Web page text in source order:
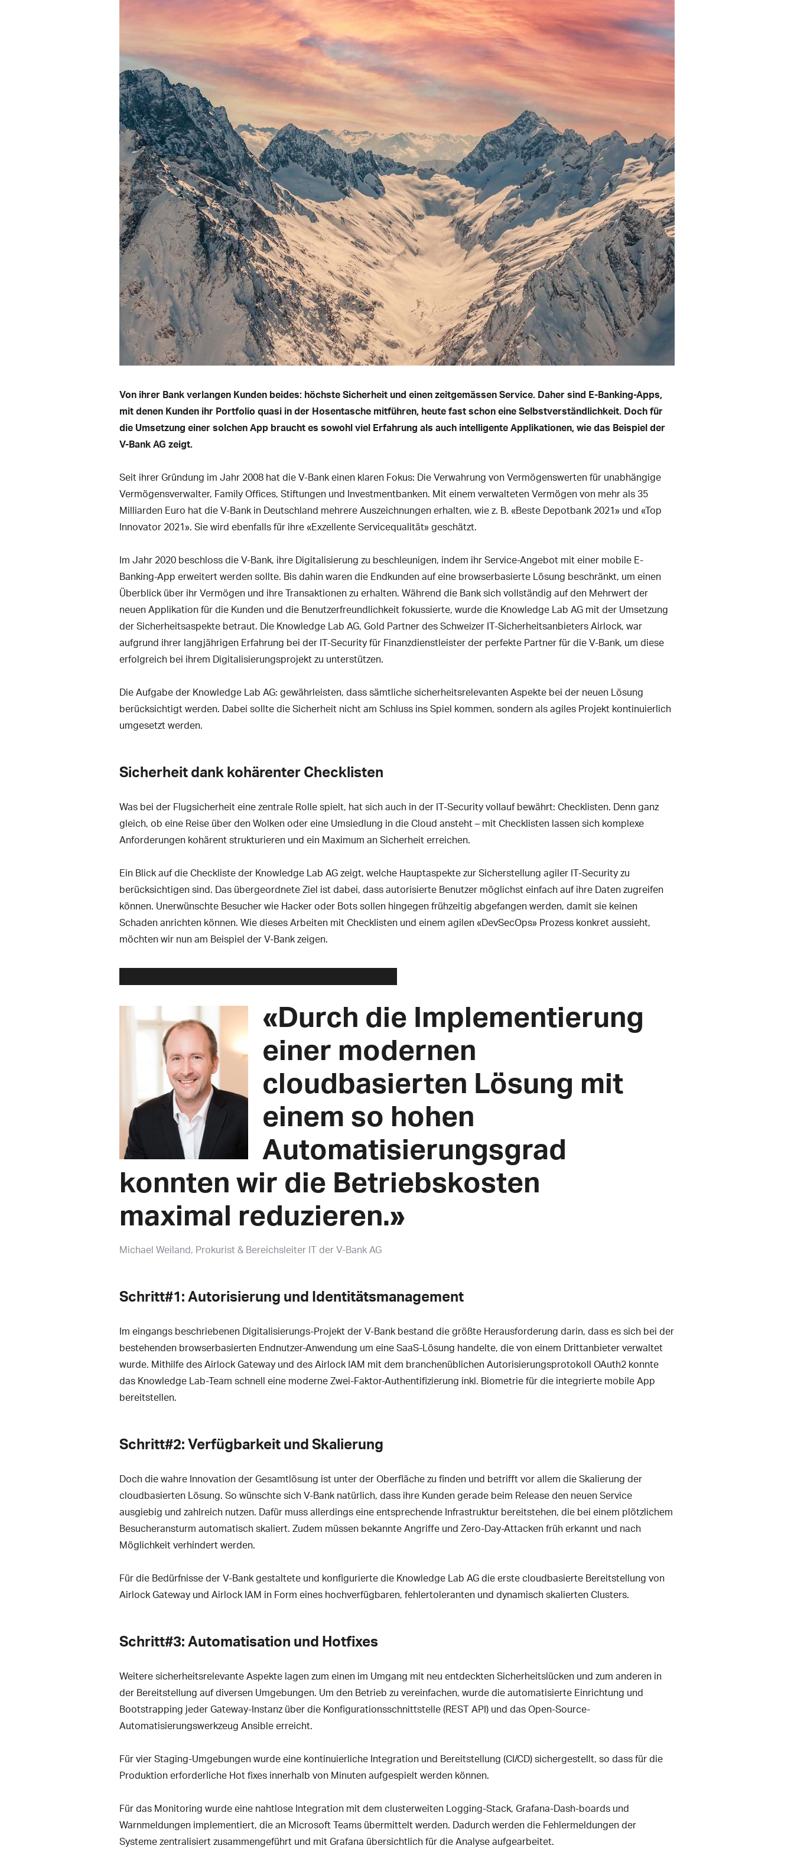
Von ihrer Bank verlangen Kunden beides: höchste Sicherheit und einen zeitgemässen Service. Daher sind E-Banking-Apps,
mit denen Kunden ihr Portfolio quasi in der Hosentasche mitführen, heute fast schon eine Selbstverständlichkeit. Doch für
die Umsetzung einer solchen App braucht es sowohl viel Erfahrung als auch intelligente Applikationen, wie das Beispiel der
V-Bank AG zeigt.
Seit ihrer Gründung im Jahr 2008 hat die V-Bank einen klaren Fokus: Die Verwahrung von Vermögenswerten für unabhängige
Vermögensverwalter, Family Offices, Stiftungen und Investmentbanken. Mit einem verwalteten Vermögen von mehr als 35
Milliarden Euro hat die V-Bank in Deutschland mehrere Auszeichnungen erhalten, wie z. B. «Beste Depotbank 2021» und «Top
Innovator 2021». Sie wird ebenfalls für ihre «Exzellente Servicequalität» geschätzt.
Im Jahr 2020 beschloss die V-Bank, ihre Digitalisierung zu beschleunigen, indem ihr Service-Angebot mit einer mobile E-
Banking-App erweitert werden sollte. Bis dahin waren die Endkunden auf eine browserbasierte Lösung beschränkt, um einen
Überblick über ihr Vermögen und ihre Transaktionen zu erhalten. Während die Bank sich vollständig auf den Mehrwert der
neuen Applikation für die Kunden und die Benutzerfreundlichkeit fokussierte, wurde die Knowledge Lab AG mit der Umsetzung
der Sicherheitsaspekte betraut. Die Knowledge Lab AG, Gold Partner des Schweizer IT-Sicherheitsanbieters Airlock, war
aufgrund ihrer langjährigen Erfahrung bei der IT-Security für Finanzdienstleister der perfekte Partner für die V-Bank, um diese
erfolgreich bei ihrem Digitalisierungsprojekt zu unterstützen.
Die Aufgabe der Knowledge Lab AG: gewährleisten, dass sämtliche sicherheitsrelevanten Aspekte bei der neuen Lösung
berücksichtigt werden. Dabei sollte die Sicherheit nicht am Schluss ins Spiel kommen, sondern als agiles Projekt kontinuierlich
umgesetzt werden.
Sicherheit dank kohärenter Checklisten
Was bei der Flugsicherheit eine zentrale Rolle spielt, hat sich auch in der IT-Security vollauf bewährt: Checklisten. Denn ganz
gleich, ob eine Reise über den Wolken oder eine Umsiedlung in die Cloud ansteht – mit Checklisten lassen sich komplexe
Anforderungen kohärent strukturieren und ein Maximum an Sicherheit erreichen.
Ein Blick auf die Checkliste der Knowledge Lab AG zeigt, welche Hauptaspekte zur Sicherstellung agiler IT-Security zu
berücksichtigen sind. Das übergeordnete Ziel ist dabei, dass autorisierte Benutzer möglichst einfach auf ihre Daten zugreifen
können. Unerwünschte Besucher wie Hacker oder Bots sollen hingegen frühzeitig abgefangen werden, damit sie keinen
Schaden anrichten können. Wie dieses Arbeiten mit Checklisten und einem agilen «DevSecOps» Prozess konkret aussieht,
möchten wir nun am Beispiel der V-Bank zeigen.
«Durch die Implementierung
einer modernen
cloudbasierten Lösung mit
einem so hohen
Automatisierungsgrad
konnten wir die Betriebskosten
maximal reduzieren.»
Michael Weiland Prokurist & Bereichsleiter IT der V-Bank AG
Schritt#1: Autorisierung und Identitätsmanagement
Im eingangs beschriebenen Digitalisierungs-Projekt der V-Bank bestand die größte Herausforderung darin, dass es sich bei der
bestehenden browserbasierten Endnutzer-Anwendung um eine SaaS-Lösung handelte, die von einem Drittanbieter verwaltet
wurde. Mithilfe des Airlock Gateway und des Airlock IAM mit dem branchenüblichen Autorisierungsprotokoll OAuth2 konnte
das Knowledge Lab-Team schnell eine moderne Zwei-Faktor-Authentifizierung inkl. Biometrie für die integrierte mobile App
bereitstellen.
Schritt#2: Verfügbarkeit und Skalierung
Doch die wahre Innovation der Gesamtlösung ist unter der Oberfläche zu finden und betrifft vor allem die Skalierung der
cloudbasierten Lösung. So wünschte sich V-Bank natürlich, dass ihre Kunden gerade beim Release den neuen Service
ausgiebig und zahlreich nutzen. Dafür muss allerdings eine entsprechende Infrastruktur bereitstehen, die bei einem plötzlichem
Besucheransturm automatisch skaliert. Zudem müssen bekannte Angriffe und Zero-Day-Attacken früh erkannt und nach
Möglichkeit verhindert werden.
Für die Bedürfnisse der V-Bank gestaltete und konfigurierte die Knowledge Lab AG die erste cloudbasierte Bereitstellung von
Airlock Gateway und Airlock IAM in Form eines hochverfügbaren, fehlertoleranten und dynamisch skalierten Clusters.
Schritt#3: Automatisation und Hotfixes
Weitere sicherheitsrelevante Aspekte lagen zum einen im Umgang mit neu entdeckten Sicherheitslücken und zum anderen in
der Bereitstellung auf diversen Umgebungen. Um den Betrieb zu vereinfachen, wurde die automatisierte Einrichtung und
Bootstrapping jeder Gateway-Instanz über die Konfigurationsschnittstelle (REST API) und das Open-Source-
Automatisierungswerkzeug Ansible erreicht.
Für vier Staging-Umgebungen wurde eine kontinuierliche Integration und Bereitstellung (CI/CD) sichergestellt, so dass für die
Produktion erforderliche Hot fixes innerhalb von Minuten aufgespielt werden können.
Für das Monitoring wurde eine nahtlose Integration mit dem clusterweiten Logging-Stack, Grafana-Dash-boards und
Warnmeldungen implementiert, die an Microsoft Teams übermittelt werden. Dadurch werden die Fehlermeldungen der
Systeme zentralisiert zusammengeführt und mit Grafana übersichtlich für die Analyse aufgearbeitet.